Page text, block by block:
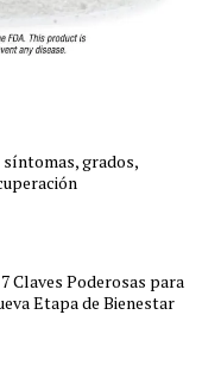
grados,
Claves Poderosas para
Etapa de Bienestar